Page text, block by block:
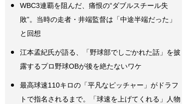
WBC3連覇を阻んだ、痛恨の“ダブルスチール失
敗”。当時の走者・井端監督は「中途半端だった」
と回想
江本孟紀氏が語る、「野球部でしごかれた話」を披
露するプロ野球OBが後を絶たないワケ
最高球速110キロの「平凡なピッチャー」がドラフ
トで指名されるまで。「球速を上げてくれる」人物